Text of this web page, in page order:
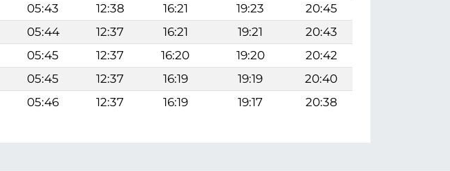
05:43 12:38 16:21 19:23
20:45
05:44 12:37 16:21 19:21
20:43
05:45 12:37 16:20 19:20
20:42
05:45 12:37 16:19 19:19
20:40
05:46 12:37 16:19 19:17 20:38